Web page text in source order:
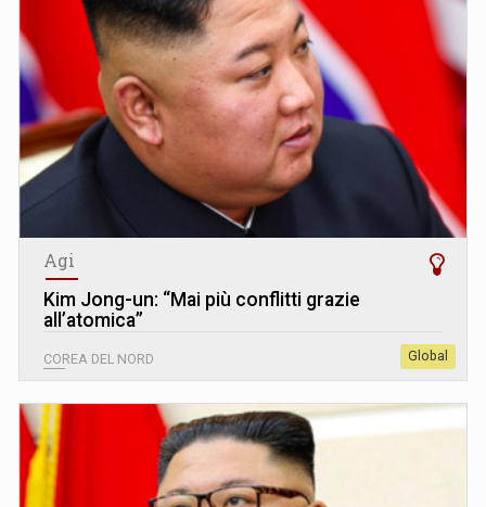
Agi
Kim Jong-un: “Mai più conflitti grazie
all’atomica”
COREA DEL NORD Global